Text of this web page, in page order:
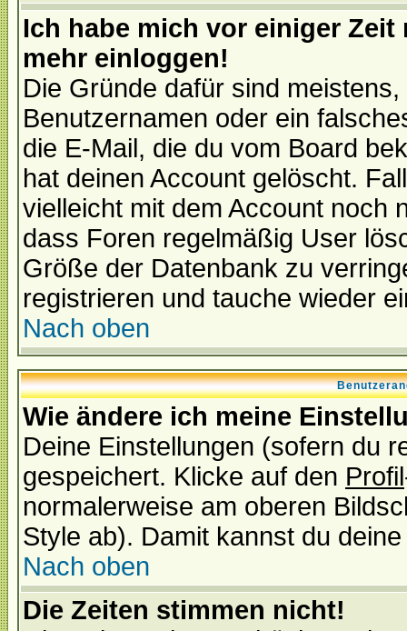
Ich habe mich vor einiger
mehr einloggen!
Die Gründe dafür sind
Benutzernamen oder ein
die E-Mail, die du vom Board
hat deinen Account gelöscht.
vielleicht mit dem Account noch
dass Foren regelmäßig User
Größe der Datenbank zu
registrieren und tauche wieder
Nach oben
Wie ändere ich meine
Deine Einstellungen (sofern du
gespeichert. Klicke auf den Profil
normalerweise am oberen
Style ab). Damit kannst du
Nach oben
Die Zeiten stimmen nicht!